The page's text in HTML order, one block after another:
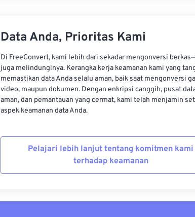
Data Anda, Prioritas Kami
Di FreeConvert, kami lebih dari sekadar mengonversi
juga melindunginya. Kerangka kerja keamanan kami yang
memastikan data Anda selalu aman, baik saat mengonversi
video, maupun dokumen. Dengan enkripsi canggih, pusat
aman, dan pemantauan yang cermat, kami telah menjamin
aspek keamanan data Anda.
Pelajari lebih lanjut tentang komitmen kami
terhadap keamanan